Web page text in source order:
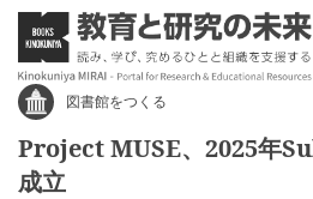
図書館をつくる
Project MUSE、2025年
成立